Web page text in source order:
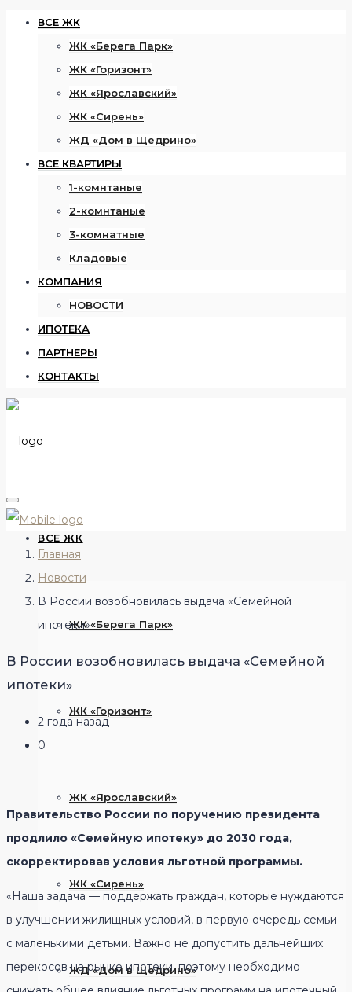
ВСЕ ЖК
ЖК «Берега Парк»
ЖК «Горизонт»
ЖК «Ярославский»
ЖК «Сирень»
ЖД «Дом в Щедрино»
ВСЕ КВАРТИРЫ
1-комнтаные
2-комнтаные
3-комнатные
Кладовые
КОМПАНИЯ
НОВОСТИ
ИПОТЕКА
ПАРТНЕРЫ
КОНТАКТЫ
ВСЕ ЖК
ЖК «Берега Парк»
ЖК «Горизонт»
ЖК «Ярославский»
ЖК «Сирень»
ЖД «Дом в Щедрино»
Главная
Новости
В России возобновилась выдача «Семейной
ипотеки»
В России возобновилась выдача «Семейной
ипотеки»
2 года назад
0
Правительство России по поручению президента
продлило «Семейную ипотеку» до 2030 года,
скорректировав условия льготной программы.
«Наша задача — поддержать граждан, которые нуждаются
в улучшении жилищных условий, в первую очередь семьи
с маленькими детьми. Важно не допустить дальнейших
перекосов на рынке ипотеки, поэтому необходимо